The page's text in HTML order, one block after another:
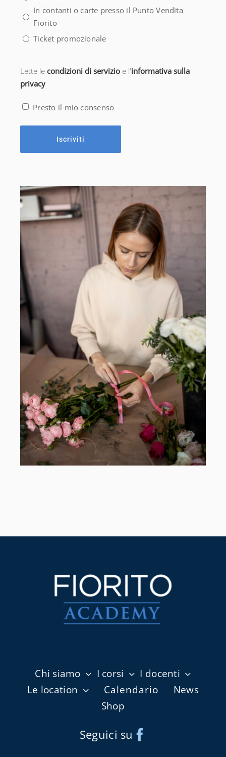
In contanti o carte presso il Punto Vendita
Fiorito
Ticket promozionale
(Obbligatorio)
Lette le condizioni di servizioe l'informativa sulla
privacy
Presto il mio consenso
Chi siamo I corsi
I docenti
Le location
Calendario
News
Shop
Seguici su